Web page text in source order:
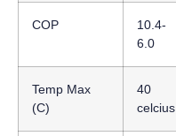
COP
10.4-
6.0
Temp Max
(C)
40
celcius